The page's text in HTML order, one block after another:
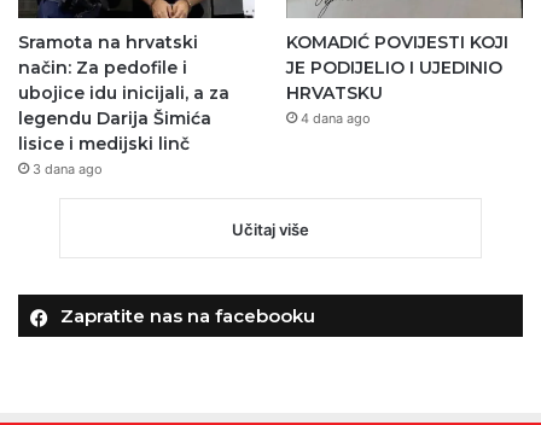
Sramota na hrvatski
način: Za pedofile i
ubojice idu inicijali, a za
legendu Darija Šimića
lisice i medijski linč
3 dana ago
KOMADIĆ POVIJESTI KOJI
JE PODIJELIO I UJEDINIO
HRVATSKU
4 dana ago
Učitaj više
Zapratite nas na facebooku